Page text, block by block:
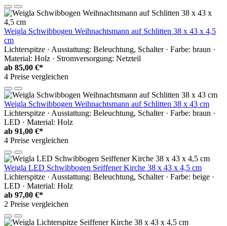
Weigla Schwibbogen Weihnachtsmann auf Schlitten 38 x 43 x 4,5
cm
Lichterspitze · Ausstattung: Beleuchtung, Schalter · Farbe: braun ·
Material: Holz · Stromversorgung: Netzteil
ab 85,00 €*
4 Preise vergleichen
Weigla Schwibbogen Weihnachtsmann auf Schlitten 38 x 43 cm
Lichterspitze · Ausstattung: Beleuchtung, Schalter · Farbe: braun ·
LED · Material: Holz
ab 91,00 €*
4 Preise vergleichen
Weigla LED Schwibbogen Seiffener Kirche 38 x 43 x 4,5 cm
Lichterspitze · Ausstattung: Beleuchtung, Schalter · Farbe: beige ·
LED · Material: Holz
ab 97,00 €*
2 Preise vergleichen